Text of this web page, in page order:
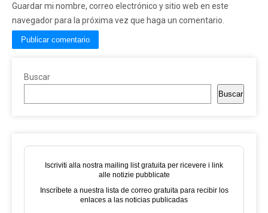
Guardar mi nombre, correo electrónico y sitio web en este
navegador para la próxima vez que haga un comentario.
Buscar
Buscar
Iscriviti alla nostra mailing list gratuita per ricevere i link
alle notizie pubblicate
Inscríbete a nuestra lista de correo gratuita para recibir los
enlaces a las noticias publicadas